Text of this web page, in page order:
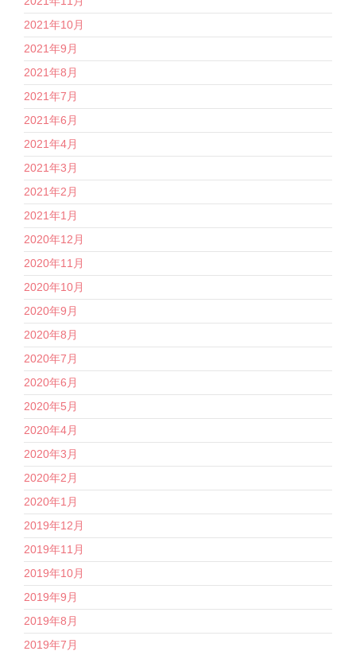
2021年10月
2021年9月
2021年8月
2021年7月
2021年6月
2021年4月
2021年3月
2021年2月
2021年1月
2020年12月
2020年11月
2020年10月
2020年9月
2020年8月
2020年7月
2020年6月
2020年5月
2020年4月
2020年3月
2020年2月
2020年1月
2019年12月
2019年11月
2019年10月
2019年9月
2019年8月
2019年7月